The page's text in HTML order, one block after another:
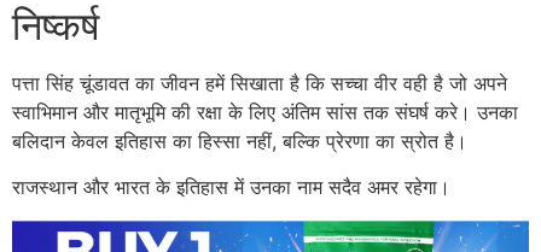
निष्कर्ष
पत्ता सिंह चूंडावत का जीवन हमें सिखाता है कि सच्चा वीर वही है जो अपने
स्वाभिमान और मातृभूमि की रक्षा के लिए अंतिम सांस तक संघर्ष करे। उनका
बलिदान केवल इतिहास का हिस्सा नहीं, बल्कि प्रेरणा का स्रोत है।
राजस्थान और भारत के इतिहास में उनका नाम सदैव अमर रहेगा।